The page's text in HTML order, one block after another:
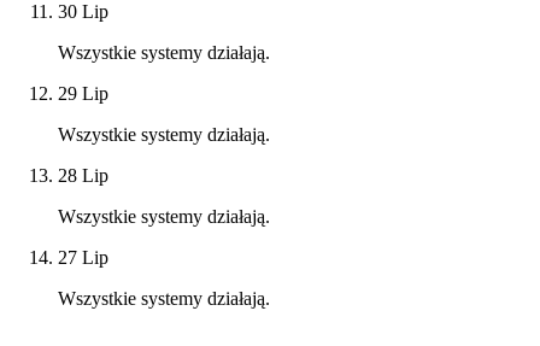
30 Lip
Wszystkie systemy działają.
29 Lip
Wszystkie systemy działają.
28 Lip
Wszystkie systemy działają.
27 Lip
Wszystkie systemy działają.